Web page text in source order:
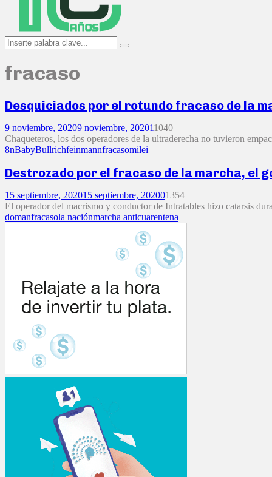
Search
for:
Search
fracaso
Desquiciados por el rotundo fracaso de la
9 noviembre, 20209 noviembre, 202011040
Chaqueteros, los dos operadores de la ultraderecha no tuvieron
8nBabyBullrichfeinmannfracasomilei
Destrozado por el fracaso de la marcha, el
15 septiembre, 202015 septiembre, 202001354
El operador del macrismo y conductor de Intratables hizo catarsis
domanfracasola naciónmarcha anticuarentena